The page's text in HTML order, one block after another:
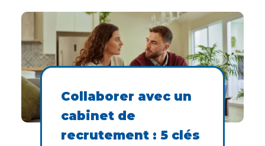
Collaborer avec un
cabinet de
recrutement : 5 clés